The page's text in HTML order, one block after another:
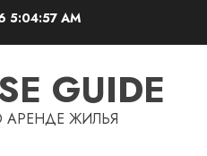
5:04:59 AM
GUIDE
АРЕНДЕ ЖИЛЬЯ